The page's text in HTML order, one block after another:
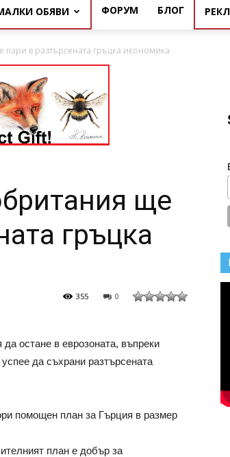
ОБЯВИ ФОРУМ БЛОГ
в разтърсената гръцка икономика
ще
гръцка
0
355
остане в еврозоната, въпреки
да съхрани разтърсената
помощен план за Гърция в размер
план е добър за